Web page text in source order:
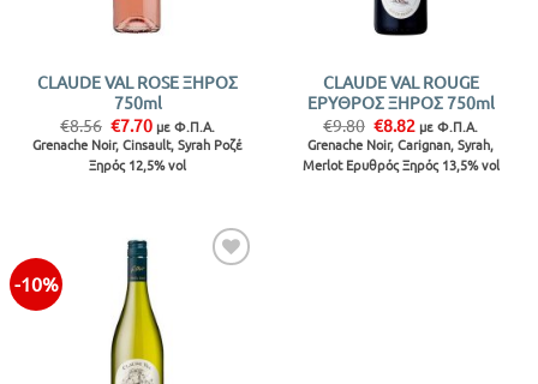
CLAUDE VAL ROSE ΞΗΡΟΣ
750ml
€8.56 Original
price
was:
€8.56.
€7.70Η
τρέχουσα
τιμή
είναι:
με Φ.Π.Α.
Grenache Noir, Cinsault, Syrah Ροζέ
Ξηρός 12,5% vol
CLAUDE VAL ROUGE
ΕΡΥΘΡΟΣ ΞΗΡΟΣ 750ml
€9.80 Original
price
was:
€9.80.
€8.82 Η
τρέχουσα
τιμή
είναι:
με Φ.Π.Α.
Grenache Noir, Carignan, Syrah,
Merlot Ερυθρός Ξηρός 13,5% vol
-10%